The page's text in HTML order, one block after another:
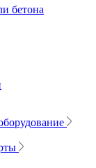
бетона